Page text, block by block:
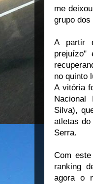
me
grupo
A partir
no quinto
A vitória
Nacional
Silva),
atletas
Serra.
Com
ranking
agora o